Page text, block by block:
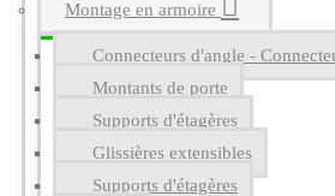
Montage en armoire
Connecteurs d'angle -
Montants de porte
Supports d'étagères
Glissières extensibles
Supports d'étagères